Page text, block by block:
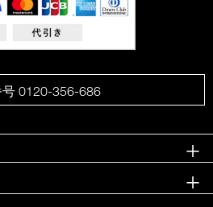
号 0120-356-686